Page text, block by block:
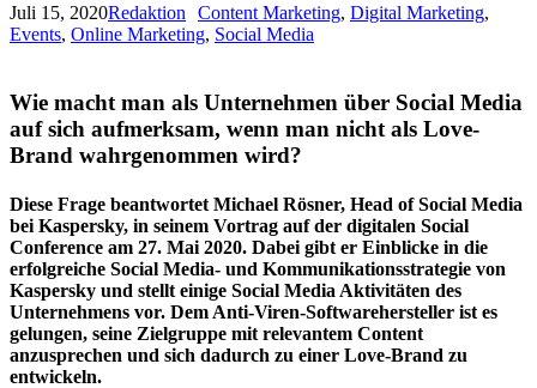
Juli 15, 2020Redaktion Content Marketing, Digital Marketing,
Events, Online Marketing, Social Media
Wie macht man als Unternehmen über Social Media
auf sich aufmerksam, wenn man nicht als Love-
Brand wahrgenommen wird?
Diese Frage beantwortet Michael Rösner, Head of Social Media
bei Kaspersky, in seinem Vortrag auf der digitalen Social
Conference am 27. Mai 2020. Dabei gibt er Einblicke in die
erfolgreiche Social Media- und Kommunikationsstrategie von
Kaspersky und stellt einige Social Media Aktivitäten des
Unternehmens vor. Dem Anti-Viren-Softwarehersteller ist es
gelungen, seine Zielgruppe mit relevantem Content
anzusprechen und sich dadurch zu einer Love-Brand zu
entwickeln.